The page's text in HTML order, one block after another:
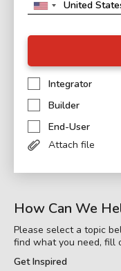
Integrator
Builder
End-User
Attach file
How Can We
Please select a topic
find what you need, fill
Get Inspired